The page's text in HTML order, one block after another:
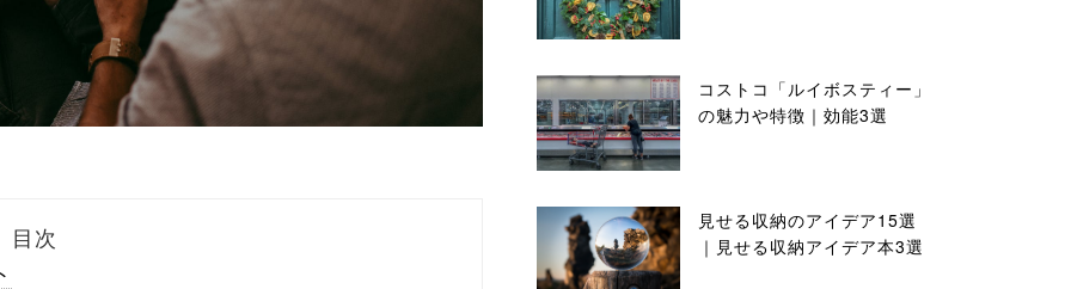
目次
コストコ「ルイボスティー」
の魅力や特徴｜効能3選
見せる収納のアイデア15選
｜見せる収納アイデア本3選